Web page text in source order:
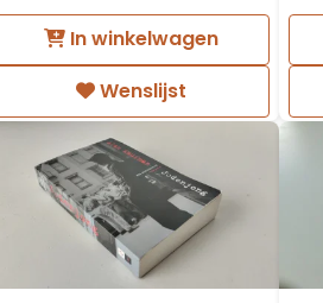
In winkelwagen
Wenslijst